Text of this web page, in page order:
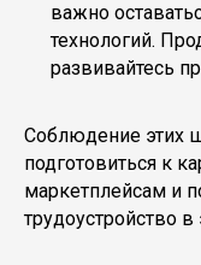
важно
технологий.
развивайтесь
Соблюдение этих
подготовиться к
маркетплейсам и
трудоустройство в